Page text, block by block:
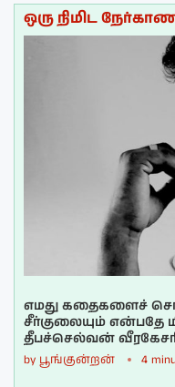
ஒரு நிமிட
எமது கதைகளைச்
சீர்குலையும் என்பதே
தீபச்செல்வன்
by பூங்குன்றன் 4